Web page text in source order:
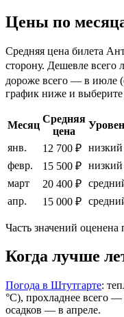
Цены по
Средняя цена билета
сторону. Дешевле всего
дороже всего — в июле
график ниже и выберите
Месяц
Средняя
цена
янв.
12 700 ₽ низкий
февр.
15 500 ₽ низкий
март
20 400 ₽
апр.
15 000 ₽
Часть значений оценена
Когда лучше
Погода в Штутгарте:
°C), прохладнее всего
осадков — в апреле.